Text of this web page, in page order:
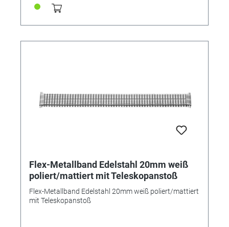
Flex-Metallband Edelstahl 20mm weiß
poliert/mattiert mit Teleskopanstoß
Flex-Metallband Edelstahl 20mm weiß poliert/mattiert
mit Teleskopanstoß